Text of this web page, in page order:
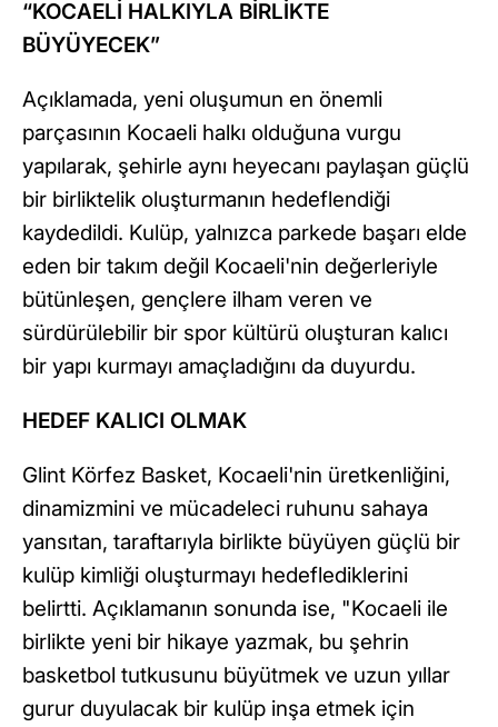
“KOCAELİ HALKIYLA BİRLİKTE
BÜYÜYECEK”
Açıklamada, yeni oluşumun en önemli
parçasının Kocaeli halkı olduğuna vurgu
yapılarak, şehirle aynı heyecanı paylaşan güçlü
bir birliktelik oluşturmanın hedeflendiği
kaydedildi. Kulüp, yalnızca parkede başarı elde
eden bir takım değil Kocaeli'nin değerleriyle
bütünleşen, gençlere ilham veren ve
sürdürülebilir bir spor kültürü oluşturan kalıcı
bir yapı kurmayı amaçladığını da duyurdu.
HEDEF KALICI OLMAK
Glint Körfez Basket, Kocaeli'nin üretkenliğini,
dinamizmini ve mücadeleci ruhunu sahaya
yansıtan, taraftarıyla birlikte büyüyen güçlü bir
kulüp kimliği oluşturmayı hedeflediklerini
belirtti. Açıklamanın sonunda ise, "Kocaeli ile
birlikte yeni bir hikaye yazmak, bu şehrin
basketbol tutkusunu büyütmek ve uzun yıllar
gurur duyulacak bir kulüp inşa etmek için